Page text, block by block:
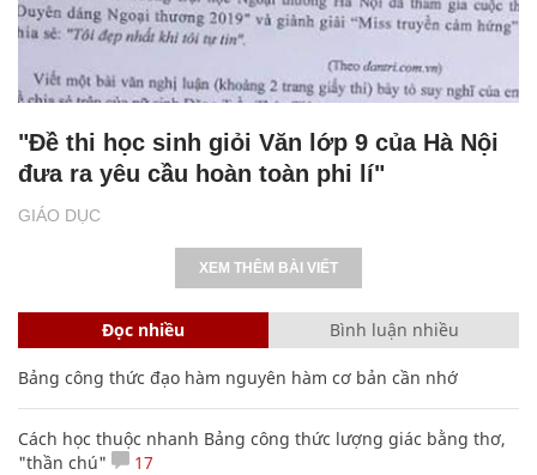
GIÁO DỤC
"Đề thi học sinh giỏi Văn lớp 9 của Hà Nội
đưa ra yêu cầu hoàn toàn phi lí"
XEM THÊM BÀI VIẾT
Đọc nhiều Bình luận nhiều
Bảng công thức đạo hàm nguyên hàm cơ bản cần nhớ
Cách học thuộc nhanh Bảng công thức lượng giác bằng thơ,
"thần chú"
17